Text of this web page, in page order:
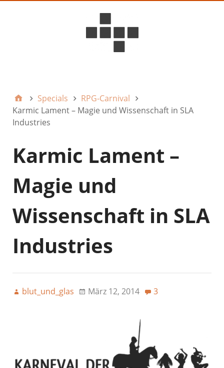
Specials
RPG-Carnival
Karmic Lament – Magie und Wissenschaft in SLA
Industries
Karmic Lament –
Magie und
Wissenschaft in SLA
Industries
blut_und_glas März 12, 2014 3